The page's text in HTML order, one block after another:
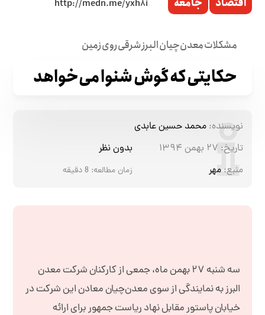
اقتصاد جامعه
مشکلات معدن‌چیان البرز شرقی روی زمین
حکایتی که گوش شنوا می‌خواهد
نویسنده: محمد حسین عابدی
تاریخ: ۲۷ بهمن ۱۳۹۴
بدون نظر
منبع: مهر زمان مطالعه: 8دقیقه
سه شنبه ۲۷ بهمن ماه، جمعی از کارکنان شرکت معدن
البرز به نمایندگی از سوی معدن‌چیان معادن این شرکت در
خیابان پاستور مقابل نهاد ریاست جمهور برای ارائه